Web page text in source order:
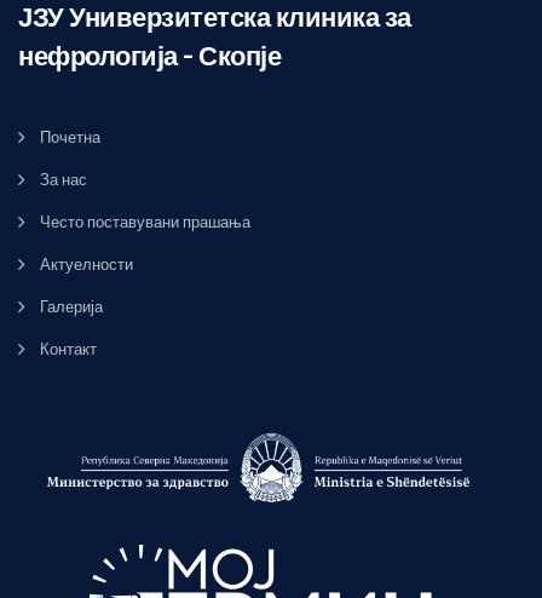
ЈЗУ Универзитетска клиника за
нефрологија – Скопје
Почетна
За нас
Често поставувани прашања
Актуелности
Галерија
Контакт